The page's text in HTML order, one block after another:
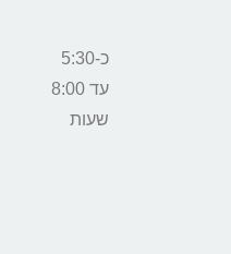
כ-5:30
עד 8:00
שעות